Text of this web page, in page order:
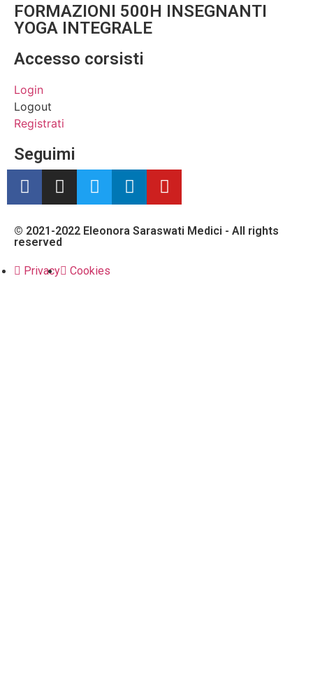
FORMAZIONI 500H INSEGNANTI
YOGA INTEGRALE
Accesso corsisti
Login
Logout
Registrati
Seguimi
© 2021-2022 Eleonora Saraswati Medici - All rights
reserved
Privacy Cookies